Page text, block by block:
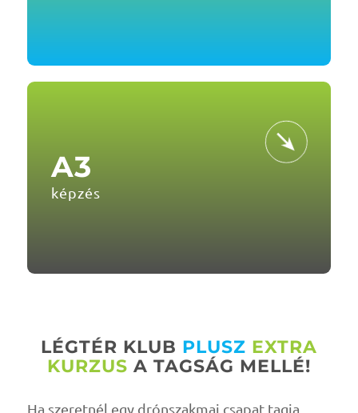
A3
képzés
LÉGTÉR KLUB PLUSZ EXTRA
KURZUS A TAGSÁG MELLÉ!
Ha szeretnél egy drónszakmai csapat tagja